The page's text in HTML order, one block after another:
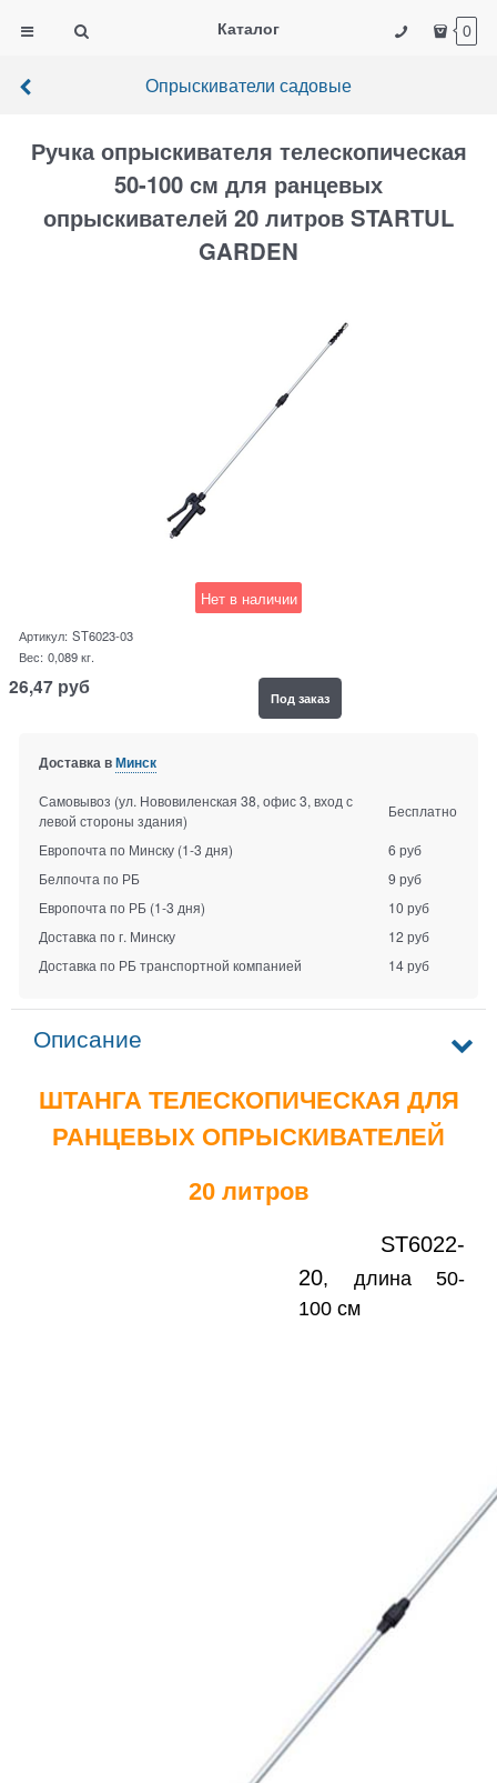
Каталог 0
Опрыскиватели садовые
Ручка опрыскивателя телескопическая
50-100 см для ранцевых
опрыскивателей 20 литров STARTUL
GARDEN
Нет в наличии
Артикул: ST6023-03
Вес: 0,089кг.
26,47 руб Под заказ
Доставка вМинск
Самовывоз (ул. Нововиленская 38, офис 3, вход с
левой стороны здания)
Бесплатно
Европочта по Минску (1-3 дня)
6 руб
Белпочта по РБ
9 руб
Европочта по РБ (1-3 дня)
10 руб
Доставка по г. Минску
12 руб
Доставка по РБ транспортной компанией
14 руб
Описание
ШТАНГА ТЕЛЕСКОПИЧЕСКАЯ ДЛЯ
РАНЦЕВЫХ ОПРЫСКИВАТЕЛЕЙ
20 литров
ST6022-
20, длина 50-
100 см